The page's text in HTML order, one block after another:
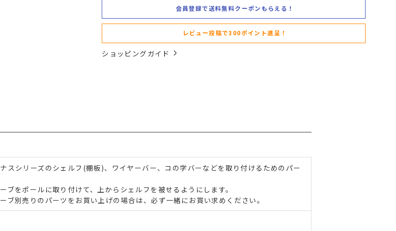
会員登録で送料無料クーポンもらえる！
レビュー投稿で300ポイント進呈！
ショッピングガイド
スシリーズのシェルフ(棚板)、ワイヤーバー、コの字バーなどを取り付けるためのパー
ブをポールに取り付けて、上からシェルフを被せるようにします。
ブ別売りのパーツをお買い上げの場合は、必ず一緒にお買い求めください。